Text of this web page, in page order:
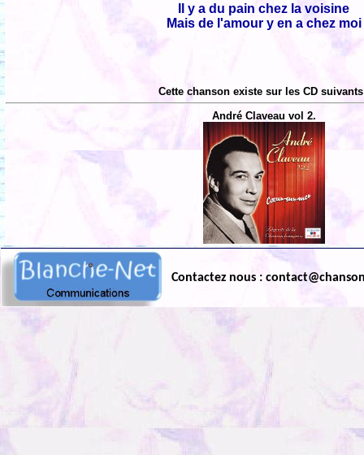
Il y a du pain chez la voisine
Mais de l'amour y en a chez moi
Cette chanson existe sur les CD
André Claveau vol 2.
Contactez nous :